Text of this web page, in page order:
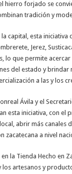
hierro forjado se
tradición y
capital, esta iniciativa
Jerez,
lo que permite
del estado y brindar
a las y los
Ávila y el
esta iniciativa, con el
abrir más canales
zacatecana a nivel
la Tienda Hecho en
artesanos y